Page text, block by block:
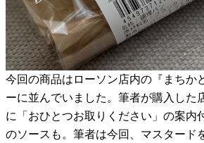
今回の商品はローソン店内の『まちか
ーに並んでいました。筆者が購入した
に「おひとつお取りください」の案内
のソースも。筆者は今回、マスタード